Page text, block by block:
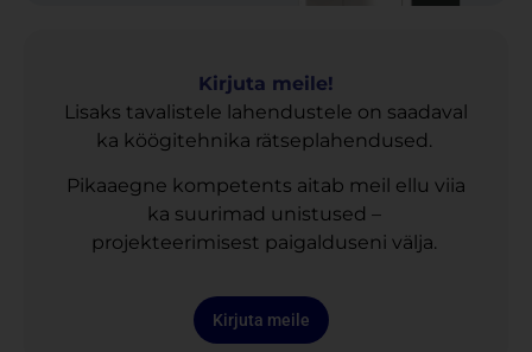
Kirjuta meile!
Lisaks tavalistele lahendustele on saadaval
ka köögitehnika rätseplahendused.
Pikaaegne kompetents aitab meil ellu viia
ka suurimad unistused –
projekteerimisest paigalduseni välja.
Kirjuta meile